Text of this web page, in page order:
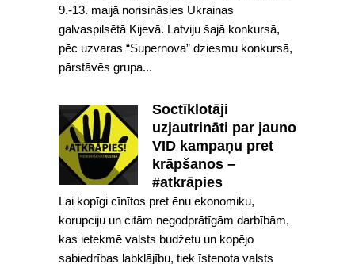
9.-13. maijā norisināsies Ukrainas
galvaspilsētā Kijevā. Latviju šajā konkursā,
pēc uzvaras “Supernova” dziesmu konkursā,
pārstāvēs grupa...
Soctīklotāji
uzjautrināti par jauno
VID kampaņu pret
krāpšanos –
#atkrāpies
Lai kopīgi cīnītos pret ēnu ekonomiku,
korupciju un citām negodprātīgām darbībām,
kas ietekmē valsts budžetu un kopējo
sabiedrības labklājību, tiek īstenota valsts